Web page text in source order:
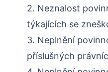
2. Neznalost
týkajících se
3. Neplnění
příslušných